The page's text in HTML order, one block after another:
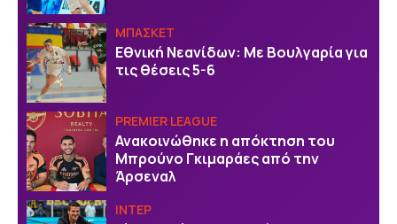
ΜΠΑΣΚΕΤ
Εθνική Νεανίδων: Με Βουλγαρία για
τις θέσεις 5-6
PREMIER LEAGUE
Ανακοινώθηκε η απόκτηση του
Μπρούνο Γκιμαράες από την
Άρσεναλ
ΙΝΤΕΡ